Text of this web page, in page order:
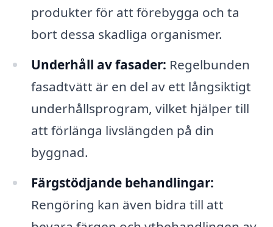
produkter för att förebygga och ta
bort dessa skadliga organismer.
Underhåll av fasader: Regelbunden
fasadtvätt är en del av ett långsiktigt
underhållsprogram, vilket hjälper till
att förlänga livslängden på din
byggnad.
Färgstödjande behandlingar:
Rengöring kan även bidra till att